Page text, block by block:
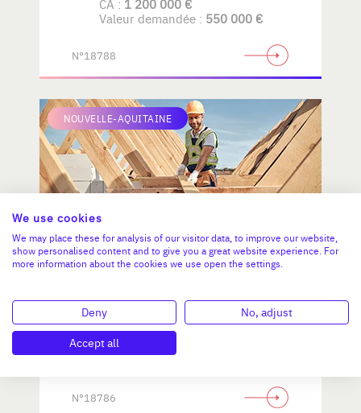
CA : 1 200 000 €
Valeur demandée : 550 000 €
N°18788
NOUVELLE-AQUITAINE
Menuiserie et charpente bois -
Neuf & rénovation (cession des
parts).
CA :
Valeur demandée :
N°18786
We use cookies
We may place these for analysis of our visitor data, to improve our website,
show personalised content and to give you a great website experience. For
more information about the cookies we use open the settings.
Deny
No, adjust
Accept all